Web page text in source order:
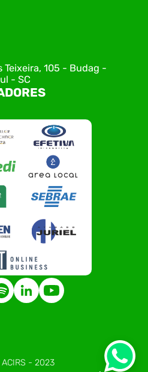
Teixeira, 105 - Budag -
- SC
- 2023